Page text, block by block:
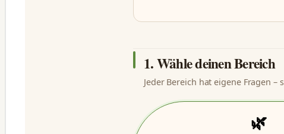
1. Wähle deinen Bereich
Jeder Bereich hat eigene Fragen –
🌿